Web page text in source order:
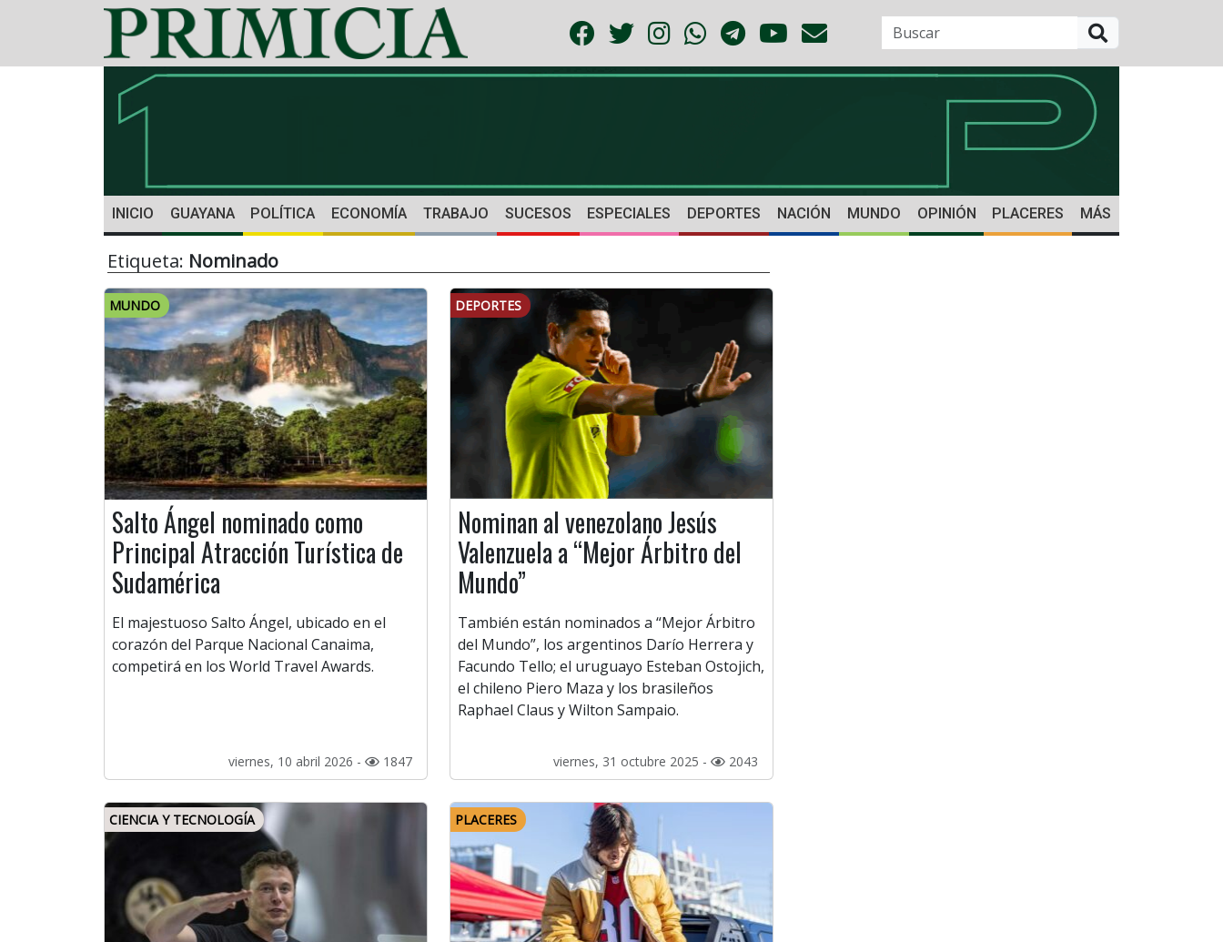
INICIO GUAYANA POLÍTICA ECONOMÍA TRABAJO SUCESOS ESPECIALES DEPORTES NACIÓN MUNDO OPINIÓN PLACERES MÁS
Etiqueta: Nominado
MUNDO
Salto Ángel nominado como
Principal Atracción Turística de
Sudamérica
El majestuoso Salto Ángel, ubicado en el
corazón del Parque Nacional Canaima,
competirá en los World Travel Awards.
viernes, 10 abril 2026 - 1847
DEPORTES
Nominan al venezolano Jesús
Valenzuela a “Mejor Árbitro del
Mundo”
También están nominados a “Mejor Árbitro
del Mundo”, los argentinos Darío Herrera y
Facundo Tello; el uruguayo Esteban Ostojich,
el chileno Piero Maza y los brasileños
Raphael Claus y Wilton Sampaio.
viernes, 31 octubre 2025 - 2043
CIENCIA Y TECNOLOGÍA PLACERES